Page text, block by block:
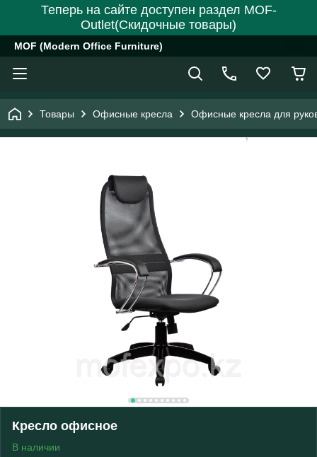
Теперь на сайте доступен раздел MOF-
Outlet(Скидочные товары)
MOF (Modern Office Furniture)
Товары Офисные кресла Офисные кресла для
Кресло офисное
В наличии